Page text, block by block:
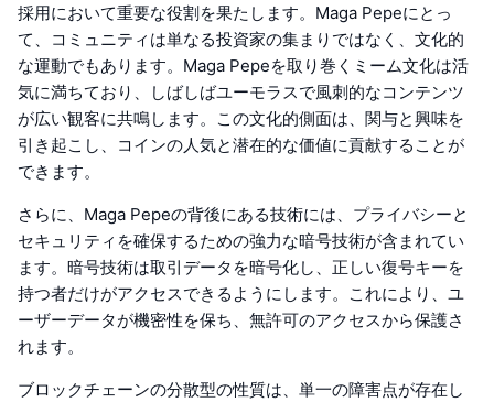
採用において重要な役割を果たします。Maga Pepeにとっ
て、コミュニティは単なる投資家の集まりではなく、文化的
な運動でもあります。Maga Pepeを取り巻くミーム文化は活
気に満ちており、しばしばユーモラスで風刺的なコンテンツ
が広い観客に共鳴します。この文化的側面は、関与と興味を
引き起こし、コインの人気と潜在的な価値に貢献することが
できます。
さらに、Maga Pepeの背後にある技術には、プライバシーと
セキュリティを確保するための強力な暗号技術が含まれてい
ます。暗号技術は取引データを暗号化し、正しい復号キーを
持つ者だけがアクセスできるようにします。これにより、ユ
ーザーデータが機密性を保ち、無許可のアクセスから保護さ
れます。
ブロックチェーンの分散型の性質は、単一の障害点が存在し